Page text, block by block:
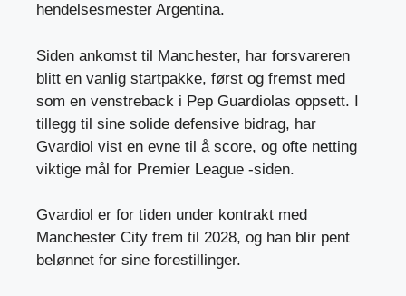
hendelsesmester Argentina.
Siden ankomst til Manchester, har forsvareren
blitt en vanlig startpakke, først og fremst med
som en venstreback i Pep Guardiolas oppsett. I
tillegg til sine solide defensive bidrag, har
Gvardiol vist en evne til å score, og ofte netting
viktige mål for Premier League -siden.
Gvardiol er for tiden under kontrakt med
Manchester City frem til 2028, og han blir pent
belønnet for sine forestillinger.